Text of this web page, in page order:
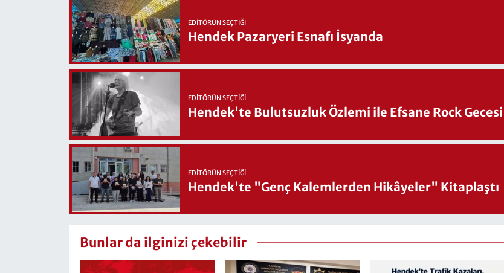
EDITÖRÜN SEÇTIĞI
Hendek Pazaryeri Esnafı İsyanda
EDITÖRÜN SEÇTIĞI
Hendek'te Bulutsuzluk Özlemi ile Efsane Rock Gecesi
EDITÖRÜN SEÇTIĞI
Hendek'te "Genç Kalemlerden Hikâyeler" Kitaplaştı
Bunlar da ilginizi çekebilir